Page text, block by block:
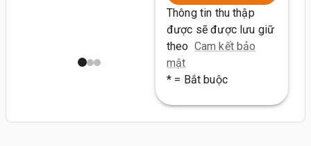
Thông tin thu thập
được sẽ được lưu giữ
theo Cam kết bảo
mật
* = Bắt buộc